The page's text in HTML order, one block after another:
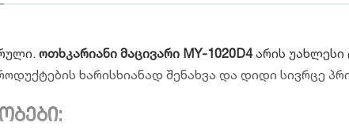
ოთხკარიანი მაცივარი MY-1020D4არის უახლესი
ხარისხიანად შენახვა და დიდი სივრცე